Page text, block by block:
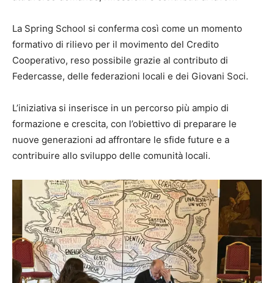
La Spring School si conferma così come un momento
formativo di rilievo per il movimento del Credito
Cooperativo, reso possibile grazie al contributo di
Federcasse, delle federazioni locali e dei Giovani Soci.
L’iniziativa si inserisce in un percorso più ampio di
formazione e crescita, con l’obiettivo di preparare le
nuove generazioni ad affrontare le sfide future e a
contribuire allo sviluppo delle comunità locali.